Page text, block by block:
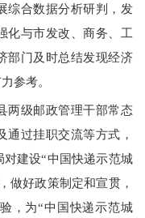
综合数据分析研判，发
化与市发改、商务、工
部门及时总结发现经济
参考。
级邮政管理干部常态
通过挂职交流等方式，
对建设“中国快递示范城
做好政策制定和宣贯，
，为“中国快递示范城